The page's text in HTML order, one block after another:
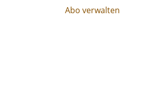
Abo verwalten